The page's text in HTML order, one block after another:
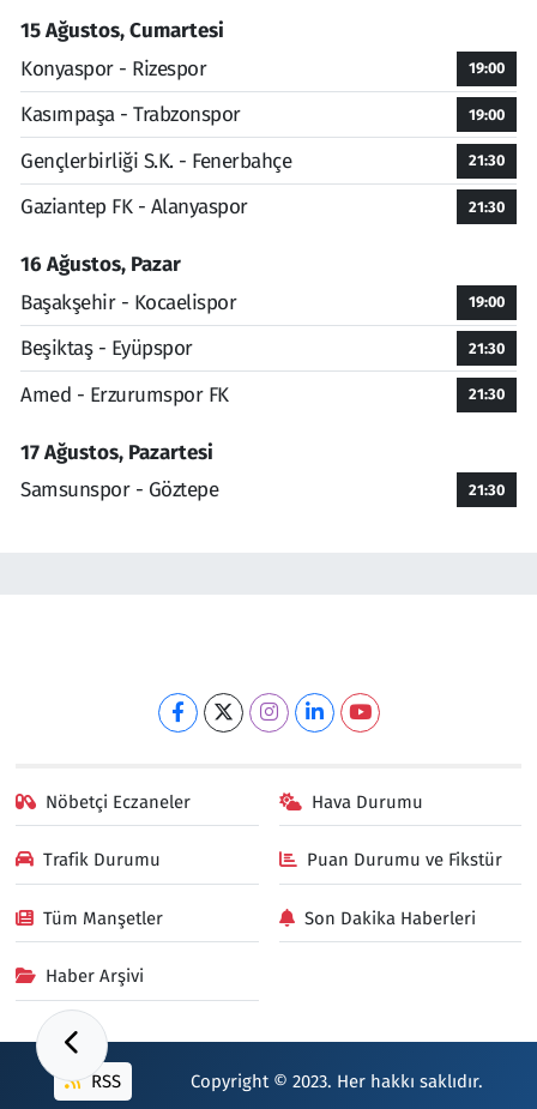
15 Ağustos, Cumartesi
Konyaspor - Rizespor
19:00
Kasımpaşa - Trabzonspor 19:00
Gençlerbirliği S.K. - Fenerbahçe 21:30
Gaziantep FK - Alanyaspor 21:30
16 Ağustos, Pazar
Başakşehir - Kocaelispor
19:00
Beşiktaş - Eyüpspor 21:30
Amed - Erzurumspor FK 21:30
17 Ağustos, Pazartesi
Samsunspor - Göztepe
21:30
Nöbetçi Eczaneler Hava Durumu
Trafik Durumu Puan Durumu ve Fikstür
Tüm Manşetler Son Dakika Haberleri
Haber Arşivi
RSS Copyright © 2023. Her hakkı saklıdır.